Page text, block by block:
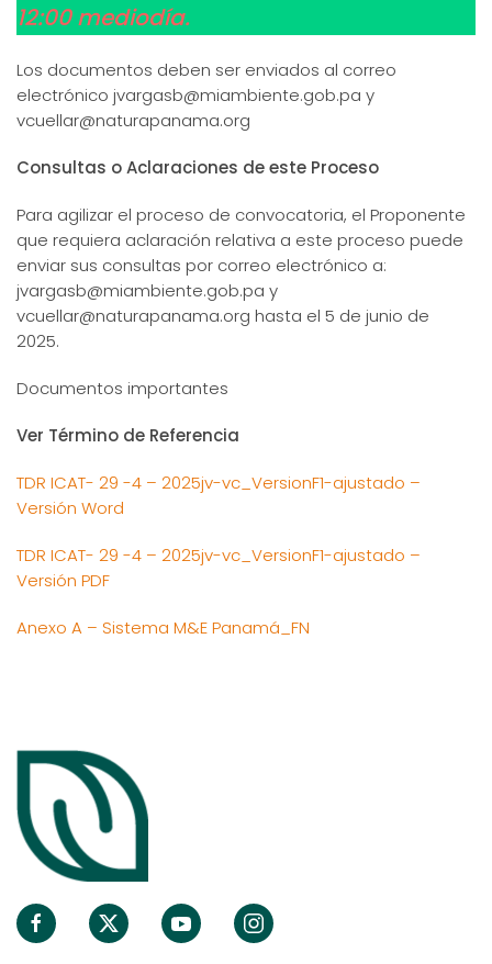
12:00 mediodía.
Los documentos deben ser enviados al correo
electrónico jvargasb@miambiente.gob.pa y
vcuellar@naturapanama.org
Consultas o Aclaraciones de este Proceso
Para agilizar el proceso de convocatoria, el Proponente
que requiera aclaración relativa a este proceso puede
enviar sus consultas por correo electrónico a:
jvargasb@miambiente.gob.pa y
vcuellar@naturapanama.org hasta el 5 de junio de
2025.
Documentos importantes
Ver Término de Referencia
TDR ICAT- 29 -4 – 2025jv-vc_VersionF1-ajustado –
Versión Word
TDR ICAT- 29 -4 – 2025jv-vc_VersionF1-ajustado –
Versión PDF
Anexo A – Sistema M&E Panamá_FN